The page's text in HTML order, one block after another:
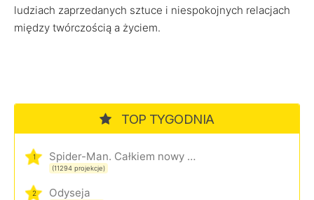
ludziach zaprzedanych sztuce i niespokojnych relacjach
między twórczością a życiem.
TOP TYGODNIA
1 Spider-Man. Całkiem nowy dzień
(11294 projekcje)
2 Odyseja